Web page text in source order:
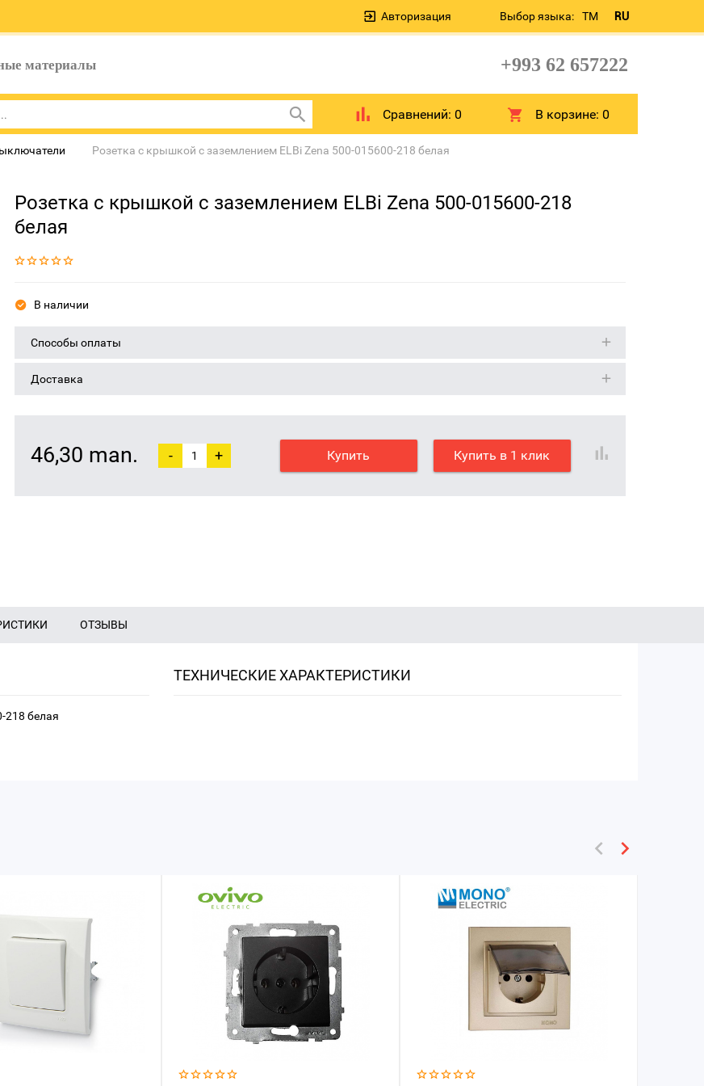
Выбор языка: TM RU
Авторизация
материалы +993 62 657222
Сравнений: 0 В корзине:0
Розетка с крышкой с заземлением ELBi Zena 500-015600-218 белая
Розетка с крышкой с заземлением ELBi Zena 500-015600-218
белая
В наличии
Способы оплаты
Доставка
46,30 man. - + Купить Купить в 1 клик
ОТЗЫВЫ
218 белая
ТЕХНИЧЕСКИЕ ХАРАКТЕРИСТИКИ